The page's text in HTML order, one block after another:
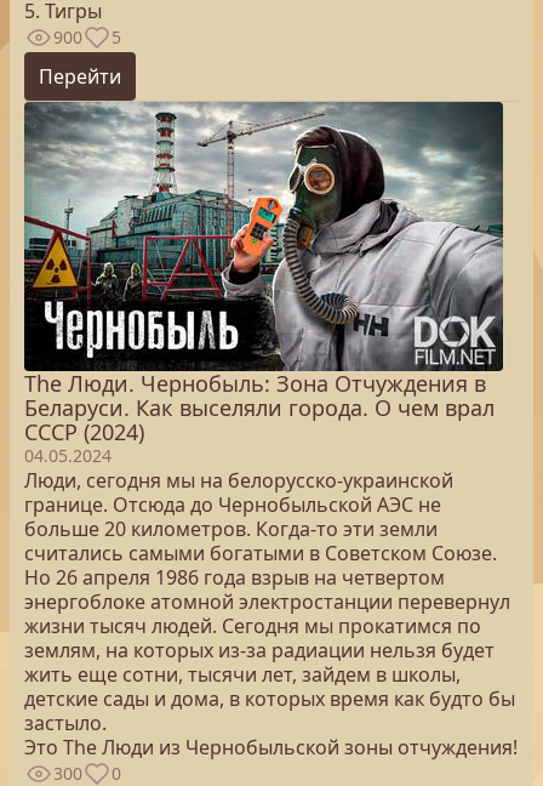
5. Тигры
900 5
Перейти
The Люди. Чернобыль: Зона Отчуждения в
Беларуси. Как выселяли города. О чем врал
СССР (2024)
04.05.2024
Люди, сегодня мы на белорусско-украинской
границе. Отсюда до Чернобыльской АЭС не
больше 20 километров. Когда-то эти земли
считались самыми богатыми в Советском Союзе.
Но 26 апреля 1986 года взрыв на четвертом
энергоблоке атомной электростанции перевернул
жизни тысяч людей. Сегодня мы прокатимся по
землям, на которых из-за радиации нельзя будет
жить еще сотни, тысячи лет, зайдем в школы,
детские сады и дома, в которых время как будто бы
застыло.
Это The Люди из Чернобыльской зоны отчуждения!
300 0